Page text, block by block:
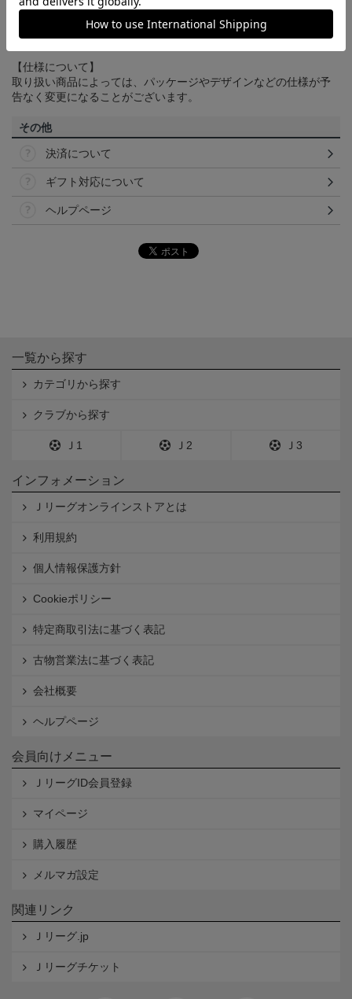
商品画像は、お使いのパソコンのモニターおよびスマートフォン
のメーカー・機種・画面設定等により、実際の商品の色と異なっ
て見える場合がございます。あらかじめご了承ください。
【仕様について】
取り扱い商品によっては、パッケージやデザインなどの仕様が予
告なく変更になることがございます。
その他
決済について
ギフト対応について
ヘルプページ
一覧から探す
カテゴリから探す
クラブから探す
Ｊ1 Ｊ2 Ｊ3
インフォメーション
Ｊリーグオンラインストアとは
利用規約
個人情報保護方針
Cookieポリシー
特定商取引法に基づく表記
古物営業法に基づく表記
会社概要
ヘルプページ
会員向けメニュー
ＪリーグID会員登録
マイページ
購入履歴
メルマガ設定
関連リンク
Ｊリーグ.jp
Ｊリーグチケット